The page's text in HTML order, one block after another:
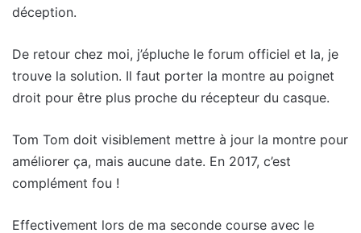
déception.
De retour chez moi, j’épluche le forum officiel et la, je
trouve la solution. Il faut porter la montre au poignet
droit pour être plus proche du récepteur du casque.
Tom Tom doit visiblement mettre à jour la montre pour
améliorer ça, mais aucune date. En 2017, c’est
complément fou !
Effectivement lors de ma seconde course avec le